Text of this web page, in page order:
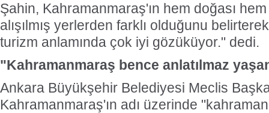
Şahin, Kahramanmaraş'ın hem doğası
alışılmış yerlerden farklı olduğunu
turizm anlamında çok iyi gözüküyor." dedi.
"Kahramanmaraş bence anlatılmaz
Ankara Büyükşehir Belediyesi Meclis
Kahramanmaraş'ın adı üzerinde